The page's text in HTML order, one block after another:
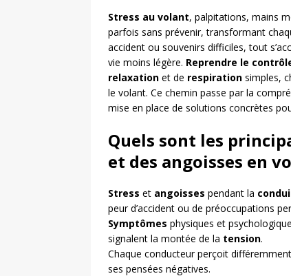
Stress au volant, palpitations, mains
parfois sans prévenir, transformant
accident ou souvenirs difficiles, tout
vie moins légère. Reprendre le
relaxation et de respiration simples,
le volant. Ce chemin passe par la
mise en place de solutions concrètes
Quels sont les
et des angoisses en
Stress et angoisses pendant la
peur d’accident ou de préoccupations
Symptômes physiques et
signalent la montée de la tension.
Chaque conducteur perçoit
ses pensées négatives.